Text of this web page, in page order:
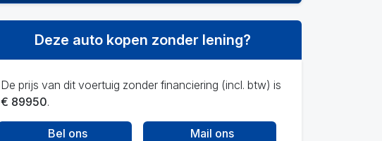
Deze auto kopen zonder lening?
De prijs van dit voertuig zonder financiering (incl. btw) is
€ 89950.
Bel ons Mail ons